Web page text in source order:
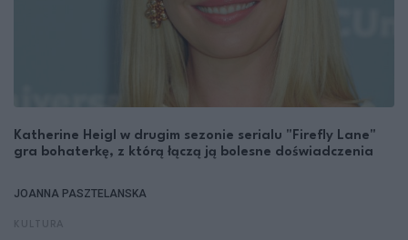
Katherine Heigl w drugim sezonie serialu "Firefly Lane"
gra bohaterkę, z którą łączą ją bolesne doświadczenia
JOANNA PASZTELANSKA